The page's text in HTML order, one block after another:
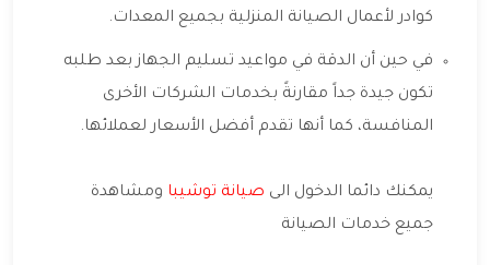
كوادر لأعمال الصيانة المنزلية بجميع المعدات.
في حين أن الدقة في مواعيد تسليم الجهاز بعد طلبه
تكون جيدة جداً مقارنةً بخدمات الشركات الأخرى
المنافسة، كما أنها تقدم أفضل الأسعار لعملائها.
يمكنك دائما الدخول الى صيانة توشيبا ومشاهدة
جميع خدمات الصيانة